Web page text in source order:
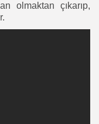
olmaktan çıkarıp,